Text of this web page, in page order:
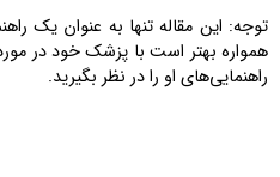
توجه: این مقاله تنها به عنوان یک
همواره بهتر است با پزشک خود در
راهنمایی‌های او را در نظر بگیرید.